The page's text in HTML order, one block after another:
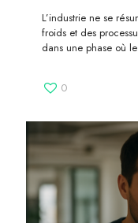
L’industrie ne se
froids et des
dans une phase où
0